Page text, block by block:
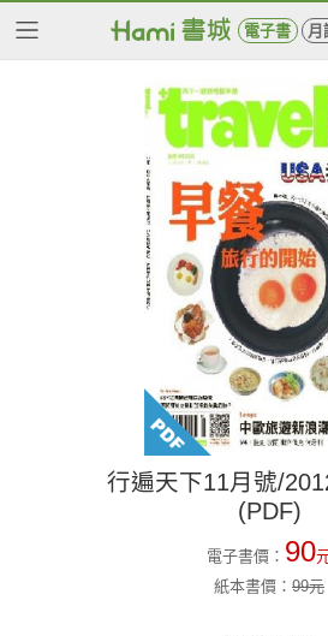
電子書 月
行遍天下11月號/
(PDF)
電子書價： 90
紙本書價： 99元